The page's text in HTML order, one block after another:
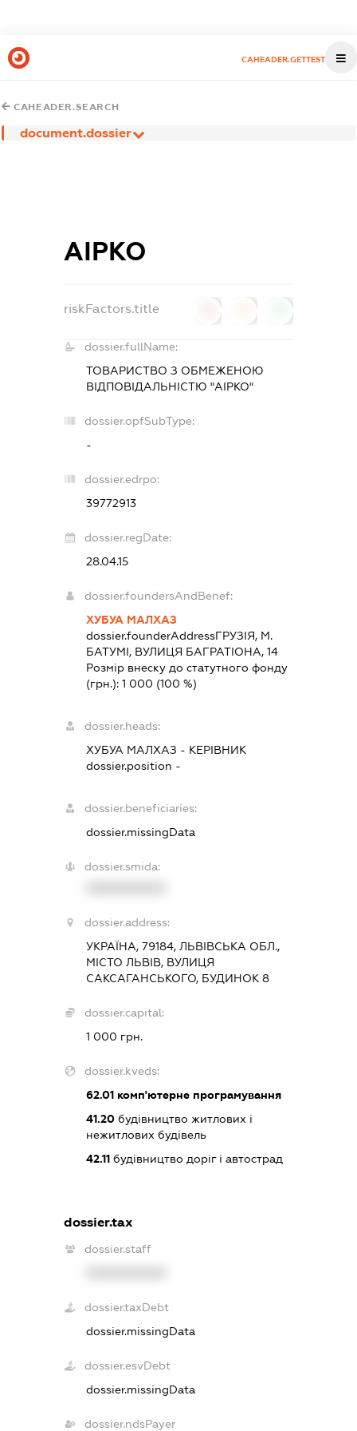
CAHEADER.GETTEST
CAHEADER.SEARCH
document.dossier
АІРКО
riskFactors.title
dossier.fullName:
ТОВАРИСТВО З ОБМЕЖЕНОЮ
ВІДПОВІДАЛЬНІСТЮ "АІРКО"
dossier.opfSubType:
-
dossier.edrpo:
39772913
dossier.regDate:
28.04.15
dossier.foundersAndBenef:
ХУБУА МАЛХАЗ
dossier.founderAddressГРУЗІЯ, М.
БАТУМІ, ВУЛИЦЯ БАГРАТІОНА, 14
Розмір внеску до статутного фонду
(грн.): 1 000 (100 %)
dossier.heads:
ХУБУА МАЛХАЗ - КЕРІВНИК
dossier.position -
dossier.beneficiaries:
dossier.missingData
dossier.smida:
dossier.address:
УКРАЇНА, 79184, ЛЬВІВСЬКА ОБЛ.,
МІСТО ЛЬВІВ, ВУЛИЦЯ
САКСАГАНСЬКОГО, БУДИНОК 8
dossier.capital:
1 000 грн.
dossier.kveds:
62.01комп'ютерне програмування
41.20будівництво житлових і
нежитлових будівель
42.11будівництво доріг і автострад
dossier.tax
dossier.staff
dossier.taxDebt
dossier.missingData
dossier.esvDebt
dossier.missingData
dossier.ndsPayer